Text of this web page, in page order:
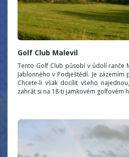
Golf Club Malevil
Tento Golf Club působí v údolí ranče
Jablonného v Podještědí. Je
Chcete-li však docílit všeho
zahrát si na 18-ti jamkovém golfovém